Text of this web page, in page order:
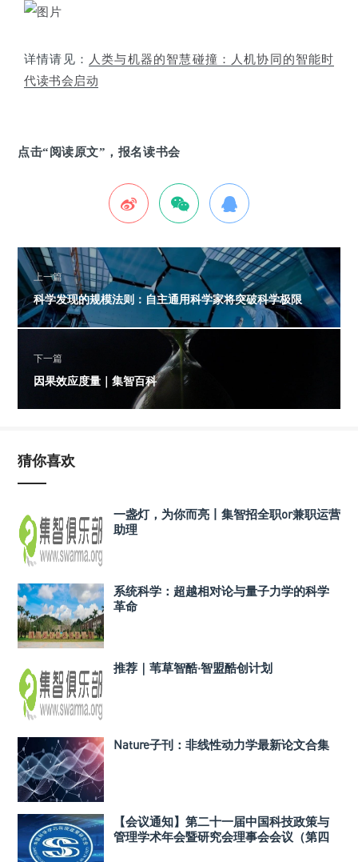
详情请见： 人类与机器的智慧碰撞：人机协同的智能时
代读书会启动
点击“阅读原文”，报名读书会
上一篇
科学发现的规模法则：自主通用科学家将突破科学极限
下一篇
因果效应度量｜集智百科
猜你喜欢
一盏灯，为你而亮丨集智招全职or兼职运营
助理
系统科学：超越相对论与量子力学的科学
革命
推荐｜苇草智酷·智盟酷创计划
Nature子刊：非线性动力学最新论文合集
【会议通知】第二十一届中国科技政策与
管理学术年会暨研究会理事会会议（第四